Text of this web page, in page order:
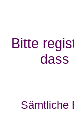
Bitte
dass
Sämtliche